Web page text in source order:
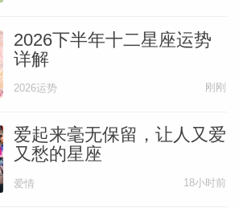
每一个伴侣都是母亲的化
加诸在伴侣身上的愤怒和凌
“追溯”至婴幼儿时期。
2026下半年十二星座运势
详解
2026运势 刚刚
爱起来毫无保留，让人又爱
又愁的星座
爱情 18小时前